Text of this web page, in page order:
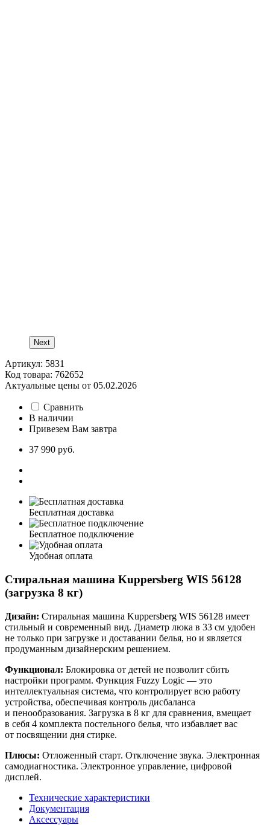
Next
Артикул: 5831
Код товара: 762652
Актуальные цены от 05.02.2026
Сравнить
В наличии
Привезем Вам завтра
37 990 руб.
Бесплатная доставка
Бесплатное подключение
Удобная оплата
Стиральная машина Kuppersberg WIS 56128
(загрузка 8 кг)
Дизайн: Стиральная машина Kuppersberg WIS 56128 имеет
стильный и современный вид. Диаметр люка в 33 см удобен
не только при загрузке и доставании белья, но и является
продуманным дизайнерским решением.
Функционал: Блокировка от детей не позволит сбить
настройки программ. Функция Fuzzy Logic — это
интеллектуальная система, что контролирует всю работу
устройства, обеспечивая контроль дисбаланса
и пенообразования. Загрузка в 8 кг для сравнения, вмещает
в себя 4 комплекта постельного белья, что избавляет вас
от посвящении дня стирке.
Плюсы: Отложенный старт. Отключение звука. Электронная
самодиагностика. Электронное управление, цифровой
дисплей.
Технические характеристики
Документация
Аксессуары